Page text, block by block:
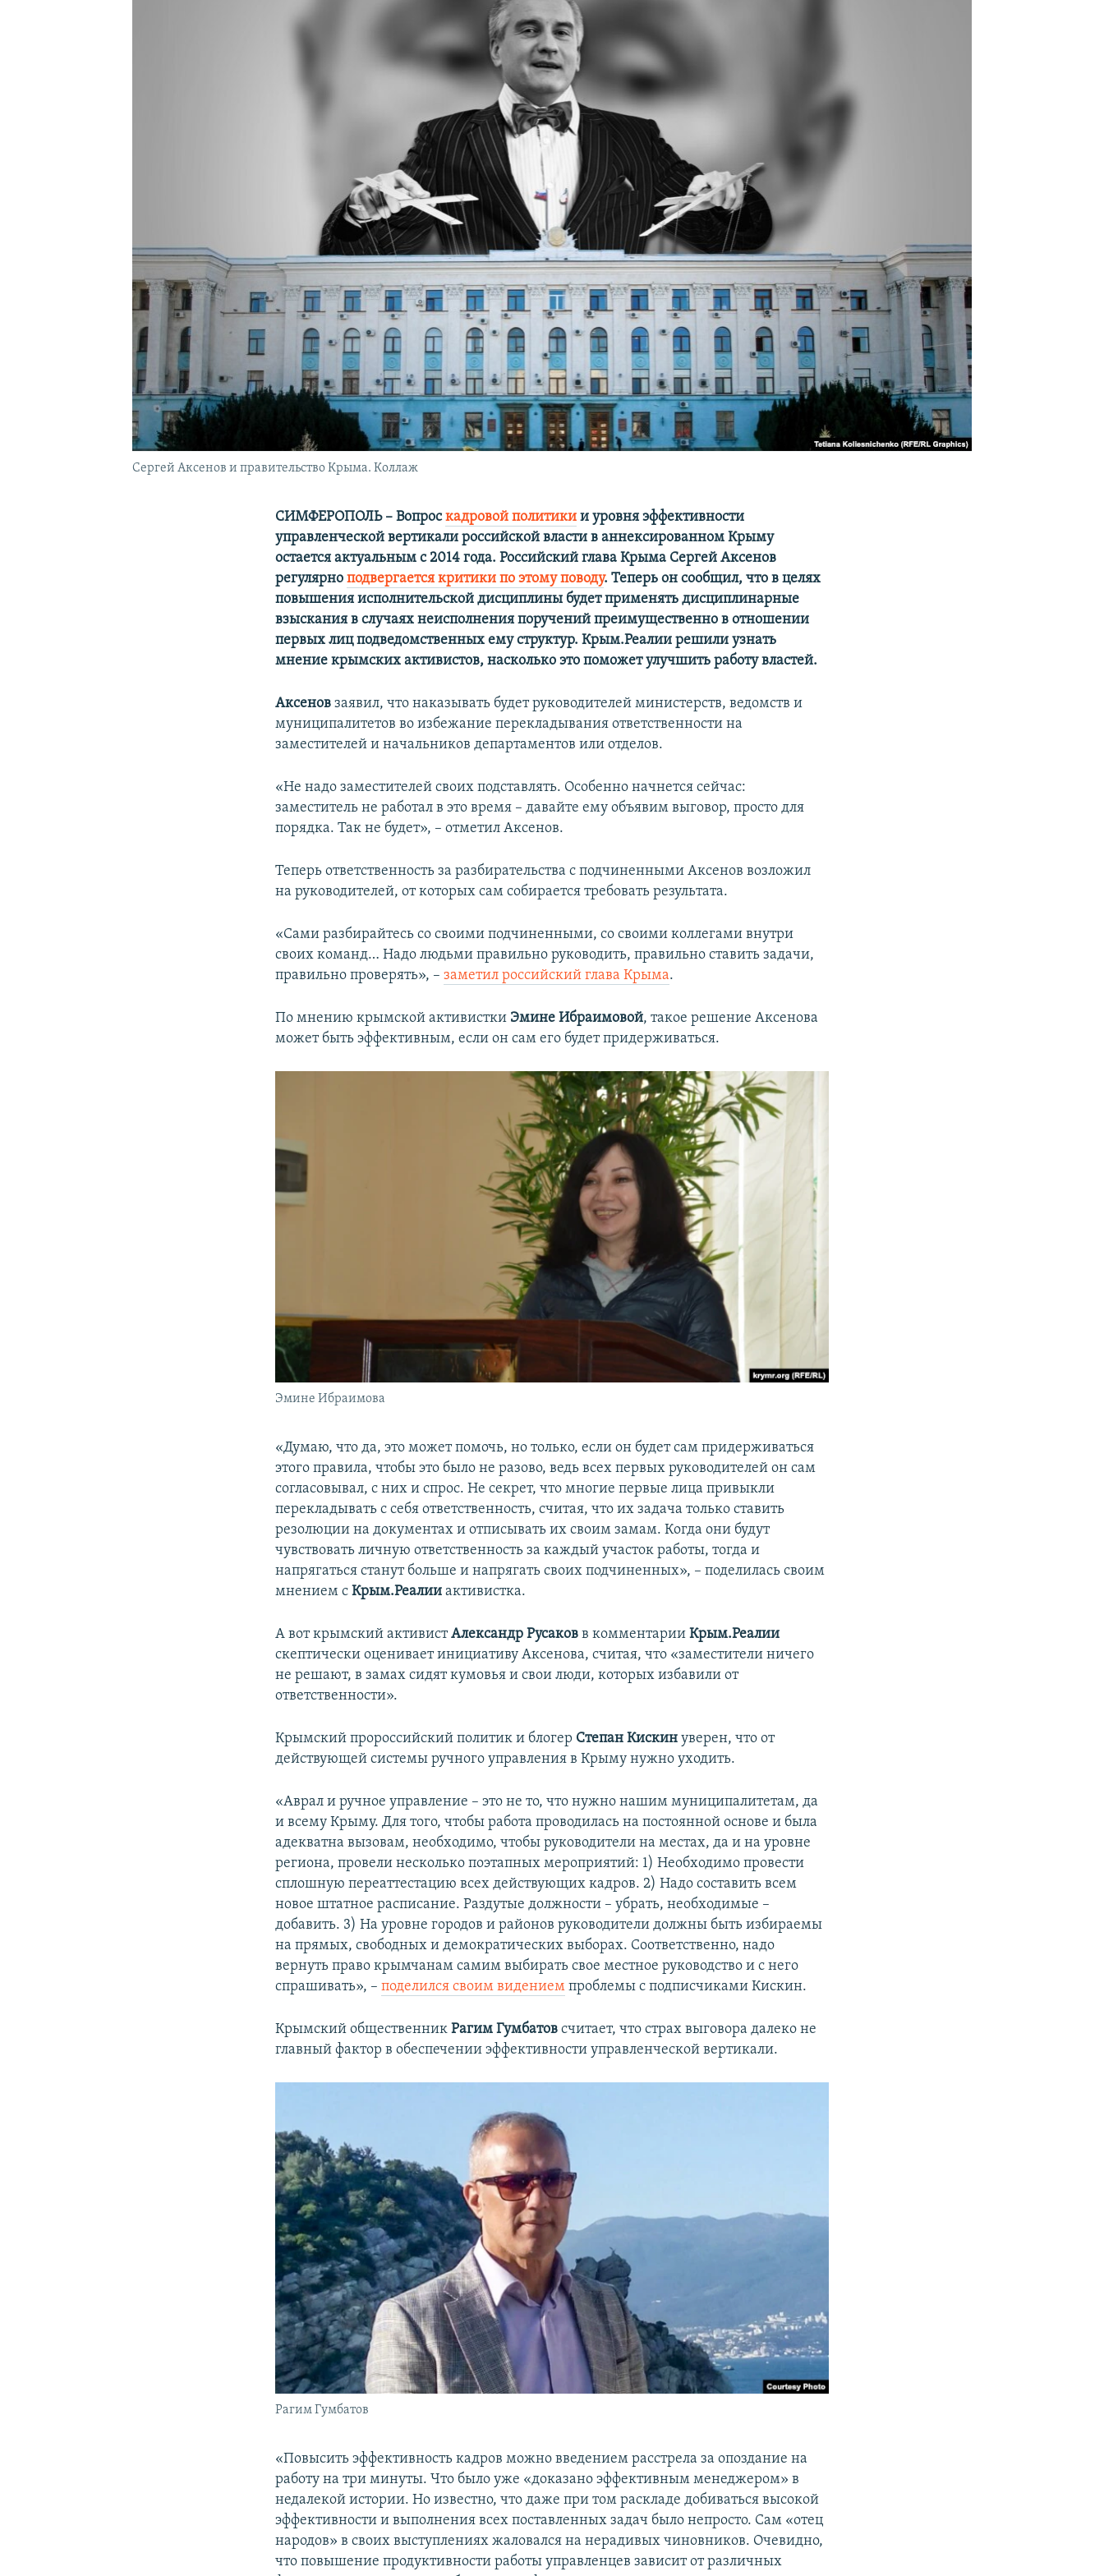
Сергей Аксенов и правительство Крыма. Коллаж
СИМФЕРОПОЛЬ – Вопроскадровой политики и уровня эффективности
управленческой вертикали российской власти в аннексированном Крыму
остается актуальным с 2014 года. Российский глава Крыма Сергей Аксенов
регулярноподвергается критики по этому поводу. Теперь он сообщил, что в целях
повышения исполнительской дисциплины будет применять дисциплинарные
взыскания в случаях неисполнения поручений преимущественно в отношении
первых лиц подведомственных ему структур. Крым.Реалии решили узнать
мнение крымских активистов, насколько это поможет улучшить работу властей.
Аксенов заявил, что наказывать будет руководителей министерств, ведомств и
муниципалитетов во избежание перекладывания ответственности на
заместителей и начальников департаментов или отделов.
«Не надо заместителей своих подставлять. Особенно начнется сейчас:
заместитель не работал в это время – давайте ему объявим выговор, просто для
порядка. Так не будет», – отметил Аксенов.
Теперь ответственность за разбирательства с подчиненными Аксенов возложил
на руководителей, от которых сам собирается требовать результата.
«Сами разбирайтесь со своими подчиненными, со своими коллегами внутри
своих команд… Надо людьми правильно руководить, правильно ставить задачи,
правильно проверять», –заметил российский глава Крыма.
По мнению крымской активистки Эмине Ибраимовой, такое решение Аксенова
может быть эффективным, если он сам его будет придерживаться.
Эмине Ибраимова
«Думаю, что да, это может помочь, но только, если он будет сам придерживаться
этого правила, чтобы это было не разово, ведь всех первых руководителей он сам
согласовывал, с них и спрос. Не секрет, что многие первые лица привыкли
перекладывать с себя ответственность, считая, что их задача только ставить
резолюции на документах и отписывать их своим замам. Когда они будут
чувствовать личную ответственность за каждый участок работы, тогда и
напрягаться станут больше и напрягать своих подчиненных», – поделилась своим
мнением сКрым.Реалииактивистка.
А вот крымский активистАлександр Русаков в комментарии Крым.Реалии
скептически оценивает инициативу Аксенова, считая, что «заместители ничего
не решают, в замах сидят кумовья и свои люди, которых избавили от
ответственности».
Крымский пророссийский политик и блогер Степан Кискин уверен, что от
действующей системы ручного управления в Крыму нужно уходить.
«Аврал и ручное управление – это не то, что нужно нашим муниципалитетам, да
и всему Крыму. Для того, чтобы работа проводилась на постоянной основе и была
адекватна вызовам, необходимо, чтобы руководители на местах, да и на уровне
региона, провели несколько поэтапных мероприятий: 1) Необходимо провести
сплошную переаттестацию всех действующих кадров. 2) Надо составить всем
новое штатное расписание. Раздутые должности – убрать, необходимые –
добавить. 3) На уровне городов и районов руководители должны быть избираемы
на прямых, свободных и демократических выборах. Соответственно, надо
вернуть право крымчанам самим выбирать свое местное руководство и с него
спрашивать», –поделился своим видением проблемы с подписчиками Кискин.
Крымский общественникРагим Гумбатов считает, что страх выговора далеко не
главный фактор в обеспечении эффективности управленческой вертикали.
Рагим Гумбатов
«Повысить эффективность кадров можно введением расстрела за опоздание на
работу на три минуты. Что было уже «доказано эффективным менеджером» в
недалекой истории. Но известно, что даже при том раскладе добиваться высокой
эффективности и выполнения всех поставленных задач было непросто. Сам «отец
народов» в своих выступлениях жаловался на нерадивых чиновников. Очевидно,
что повышение продуктивности работы управленцев зависит от различных